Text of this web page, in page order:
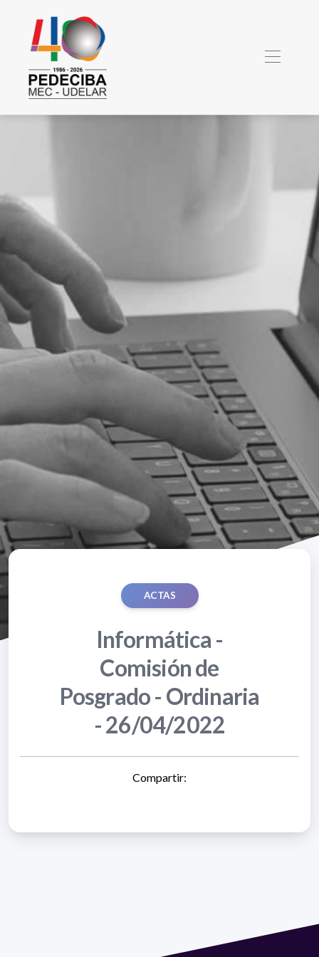
ACTAS
Informática -
Comisión de
Posgrado - Ordinaria
- 26/04/2022
Compartir: